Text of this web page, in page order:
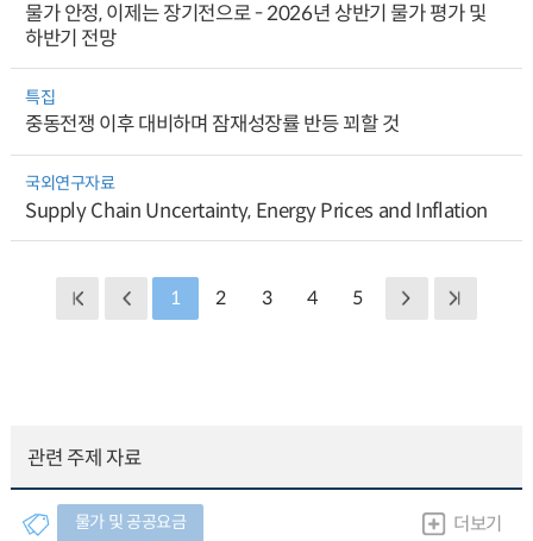
물가 안정, 이제는 장기전으로 - 2026년 상반기 물가 평가 및
하반기 전망
특집
중동전쟁 이후 대비하며 잠재성장률 반등 꾀할 것
국외연구자료
Supply Chain Uncertainty, Energy Prices and Inflation
1 2 3 4 5
관련 주제 자료
물가 및 공공요금 더보기